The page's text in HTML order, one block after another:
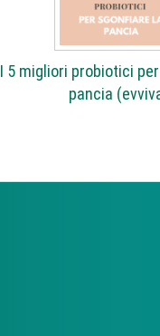
I 5 migliori probiotici
pancia